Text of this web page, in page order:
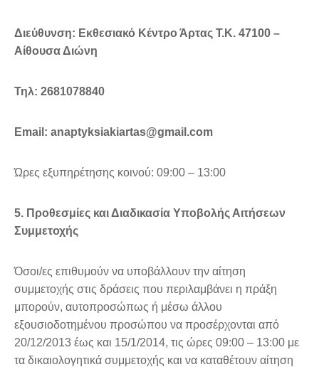
Διεύθυνση: Εκθεσιακό Κέντρο Άρτας Τ.Κ. 47100 –
Αίθουσα Διώνη
Τηλ: 2681078840
Εmail: anaptyksiakiartas@gmail.com
Ώρες εξυπηρέτησης κοινού: 09:00 – 13:00
5. Προθεσμίες και Διαδικασία Υποβολής Αιτήσεων
Συμμετοχής
Όσοι/ες επιθυμούν να υποβάλλουν την αίτηση
συμμετοχής στις δράσεις που περιλαμβάνει η πράξη
μπορούν, αυτοπροσώπως ή μέσω άλλου
εξουσιοδοτημένου προσώπου να προσέρχονται από
20/12/2013 έως και 15/1/2014, τις ώρες 09:00 – 13:00 με
τα δικαιολογητικά συμμετοχής και να καταθέτουν αίτηση